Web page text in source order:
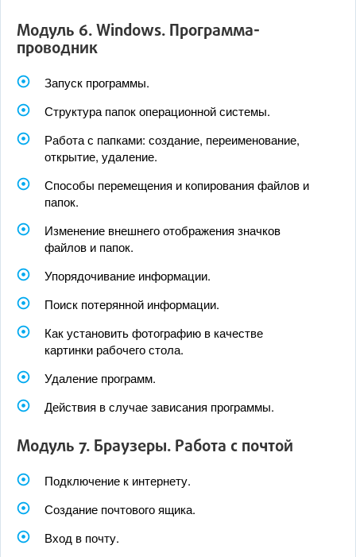
Модуль 6. Windows. Программа-
проводник
Запуск программы.
Структура папок операционной системы.
Работа с папками: создание, переименование,
открытие, удаление.
Способы перемещения и копирования файлов и
папок.
Изменение внешнего отображения значков
файлов и папок.
Упорядочивание информации.
Поиск потерянной информации.
Как установить фотографию в качестве
картинки рабочего стола.
Удаление программ.
Действия в случае зависания программы.
Модуль 7. Браузеры. Работа с почтой
Подключение к интернету.
Создание почтового ящика.
Вход в почту.